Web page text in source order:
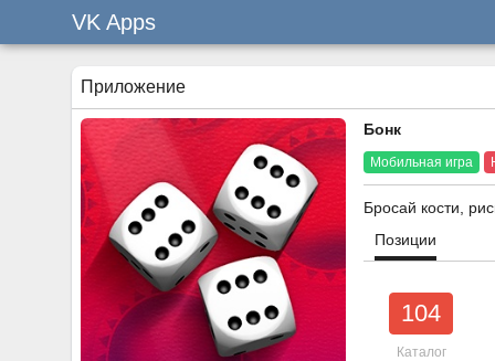
VK Apps
Приложение
Бонк
Мобильная игра
Бросай кости,
Позиции
104
Каталог